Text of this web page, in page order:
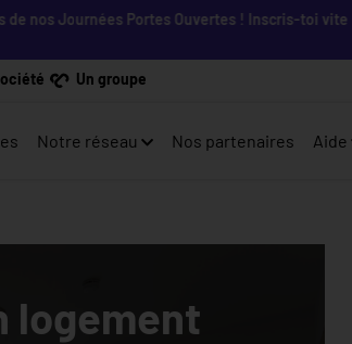
Journées Portes Ouvertes ! Inscris-toi vite !
Un groupe
Notre réseau Nos partenaires Aide
logement